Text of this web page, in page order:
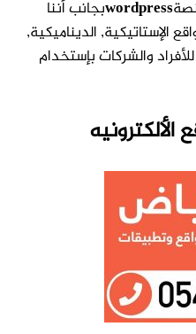
wordpressبجانب أننا
الإستاتيكية, الديناميكية,
للأفراد والشركات بإستخدام
الألكترونيه